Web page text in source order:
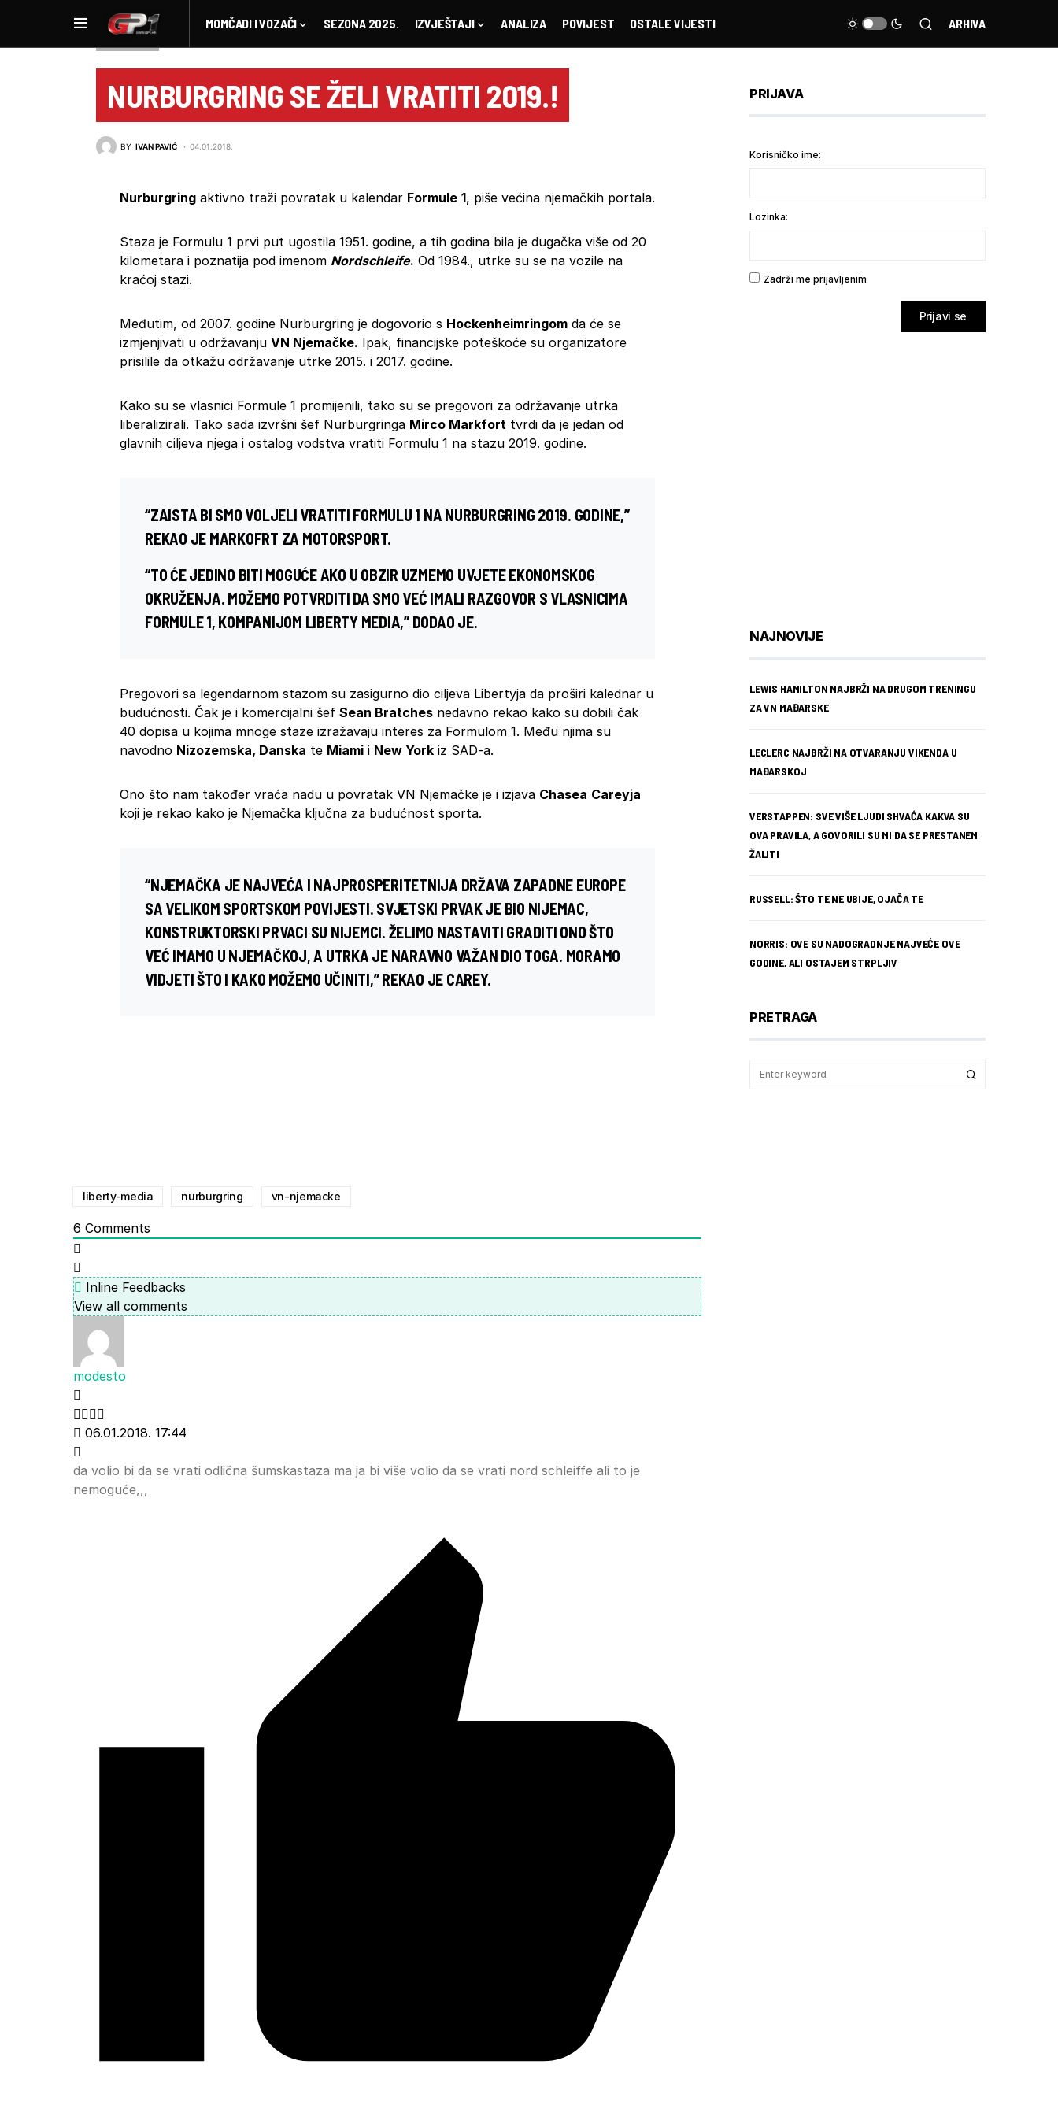
MOMČADI I VOZAČI SEZONA 2025. IZVJEŠTAJI ANALIZA POVIJEST OSTALE VIJESTI ARHIVA
NURBURGRING SE ŽELI VRATITI 2019.!
BY IVAN PAVIĆ 04.01.2018.
Nurburgring aktivno traži povratak u kalendar Formule 1, piše većina njemačkih portala.
Staza je Formulu 1 prvi put ugostila 1951. godine, a tih godina bila je dugačka više od 20
kilometara i poznatija pod imenom Nordschleife. Od 1984., utrke su se na vozile na
kraćoj stazi.
Međutim, od 2007. godine Nurburgring je dogovorio s Hockenheimringom da će se
izmjenjivati u održavanju VN Njemačke. Ipak, financijske poteškoće su organizatore
prisilile da otkažu održavanje utrke 2015. i 2017. godine.
Kako su se vlasnici Formule 1 promijenili, tako su se pregovori za održavanje utrka
liberalizirali. Tako sada izvršni šef Nurburgringa Mirco Markfort tvrdi da je jedan od
glavnih ciljeva njega i ostalog vodstva vratiti Formulu 1 na stazu 2019. godine.
“ZAISTA BI SMO VOLJELI VRATITI FORMULU 1 NA NURBURGRING 2019. GODINE,”
REKAO JE MARKOFRT ZA MOTORSPORT.
“TO ĆE JEDINO BITI MOGUĆE AKO U OBZIR UZMEMO UVJETE EKONOMSKOG
OKRUŽENJA. MOŽEMO POTVRDITI DA SMO VEĆ IMALI RAZGOVOR S VLASNICIMA
FORMULE 1, KOMPANIJOM LIBERTY MEDIA,”DODAO JE.
Pregovori sa legendarnom stazom su zasigurno dio ciljeva Libertyja da proširi kalednar u
budućnosti. Čak je i komercijalni šef Sean Bratches nedavno rekao kako su dobili čak
40 dopisa u kojima mnoge staze izražavaju interes za Formulom 1. Među njima su
navodno Nizozemska, Danska te Miami i New York iz SAD-a.
Ono što nam također vraća nadu u povratak VN Njemačke je i izjava Chasea Careyja
koji je rekao kako je Njemačka ključna za budućnost sporta.
“NJEMAČKA JE NAJVEĆA I NAJPROSPERITETNIJA DRŽAVA ZAPADNE EUROPE
SA VELIKOM SPORTSKOM POVIJESTI. SVJETSKI PRVAK JE BIO NIJEMAC,
KONSTRUKTORSKI PRVACI SU NIJEMCI. ŽELIMO NASTAVITI GRADITI ONO ŠTO
VEĆ IMAMO U NJEMAČKOJ, A UTRKA JE NARAVNO VAŽAN DIO TOGA. MORAMO
VIDJETI ŠTO I KAKO MOŽEMO UČINITI,” REKAO JE CAREY.
liberty-media nurburgring vn-njemacke
6 Comments
Inline Feedbacks
View all comments
modesto
06.01.2018. 17:44
da volio bi da se vrati odlična šumskastaza ma ja bi više volio da se vrati nord schleiffe ali to je
nemoguće,,,
PRIJAVA
Korisničko ime:
Lozinka:
Zadrži me prijavljenim
Prijavi se
NAJNOVIJE
LEWIS HAMILTON NAJBRŽI NA DRUGOM TRENINGU
ZA VN MAĐARSKE
LECLERC NAJBRŽI NA OTVARANJU VIKENDA U
MAĐARSKOJ
VERSTAPPEN: SVE VIŠE LJUDI SHVAĆA KAKVA SU
OVA PRAVILA, A GOVORILI SU MI DA SE PRESTANEM
ŽALITI
RUSSELL: ŠTO TE NE UBIJE, OJAČA TE
NORRIS: OVE SU NADOGRADNJE NAJVEĆE OVE
GODINE, ALI OSTAJEM STRPLJIV
PRETRAGA